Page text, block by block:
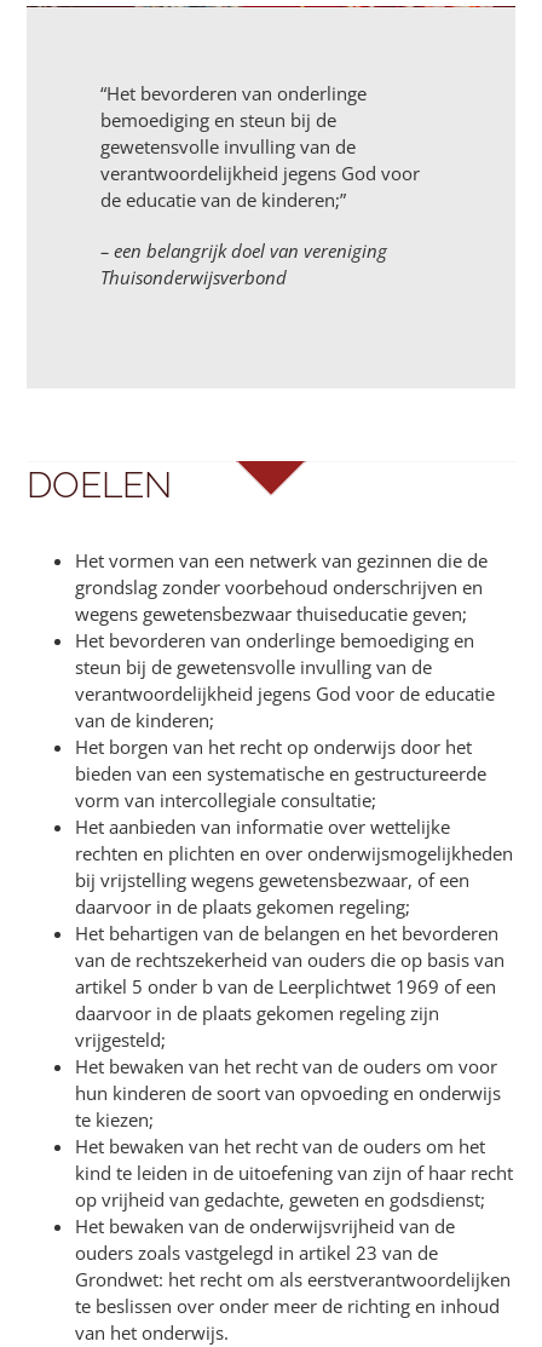
“Het bevorderen van onderlinge
bemoediging en steun bij de
gewetensvolle invulling van de
verantwoordelijkheid jegens God voor
de educatie van de kinderen;”
– een belangrijk doel van vereniging
Thuisonderwijsverbond
DOELEN
Het vormen van een netwerk van gezinnen die de
grondslag zonder voorbehoud onderschrijven en
wegens gewetensbezwaar thuiseducatie geven;
Het bevorderen van onderlinge bemoediging en
steun bij de gewetensvolle invulling van de
verantwoordelijkheid jegens God voor de educatie
van de kinderen;
Het borgen van het recht op onderwijs door het
bieden van een systematische en gestructureerde
vorm van intercollegiale consultatie;
Het aanbieden van informatie over wettelijke
rechten en plichten en over onderwijsmogelijkheden
bij vrijstelling wegens gewetensbezwaar, of een
daarvoor in de plaats gekomen regeling;
Het behartigen van de belangen en het bevorderen
van de rechtszekerheid van ouders die op basis van
artikel 5 onder b van de Leerplichtwet 1969 of een
daarvoor in de plaats gekomen regeling zijn
vrijgesteld;
Het bewaken van het recht van de ouders om voor
hun kinderen de soort van opvoeding en onderwijs
te kiezen;
Het bewaken van het recht van de ouders om het
kind te leiden in de uitoefening van zijn of haar recht
op vrijheid van gedachte, geweten en godsdienst;
Het bewaken van de onderwijsvrijheid van de
ouders zoals vastgelegd in artikel 23 van de
Grondwet: het recht om als eerstverantwoordelijken
te beslissen over onder meer de richting en inhoud
van het onderwijs.